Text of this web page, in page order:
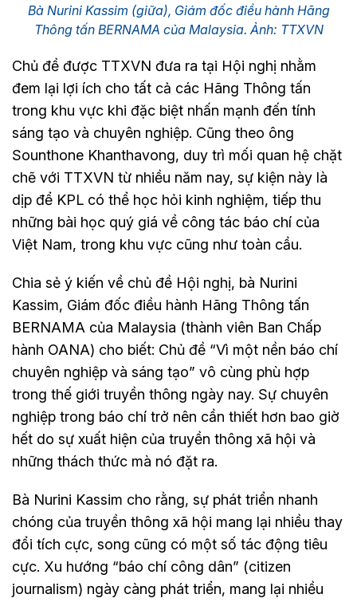
Bà Nurini Kassim (giữa), Giám đốc điều hành Hãng
Thông tấn BERNAMA của Malaysia. Ảnh: TTXVN
Chủ đề được TTXVN đưa ra tại Hội nghị nhằm
đem lại lợi ích cho tất cả các Hãng Thông tấn
trong khu vực khi đặc biệt nhấn mạnh đến tính
sáng tạo và chuyên nghiệp. Cũng theo ông
Sounthone Khanthavong, duy trì mối quan hệ chặt
chẽ với TTXVN từ nhiều năm nay, sự kiện này là
dịp để KPL có thể học hỏi kinh nghiệm, tiếp thu
những bài học quý giá về công tác báo chí của
Việt Nam, trong khu vực cũng như toàn cầu.
Chia sẻ ý kiến về chủ đề Hội nghị, bà Nurini
Kassim, Giám đốc điều hành Hãng Thông tấn
BERNAMA của Malaysia (thành viên Ban Chấp
hành OANA) cho biết: Chủ đề “Vì một nền báo chí
chuyên nghiệp và sáng tạo” vô cùng phù hợp
trong thế giới truyền thông ngày nay. Sự chuyên
nghiệp trong báo chí trở nên cần thiết hơn bao giờ
hết do sự xuất hiện của truyền thông xã hội và
những thách thức mà nó đặt ra.
Bà Nurini Kassim cho rằng, sự phát triển nhanh
chóng của truyền thông xã hội mang lại nhiều thay
đổi tích cực, song cũng có một số tác động tiêu
cực. Xu hướng “báo chí công dân” (citizen
journalism) ngày càng phát triển, mang lại nhiều